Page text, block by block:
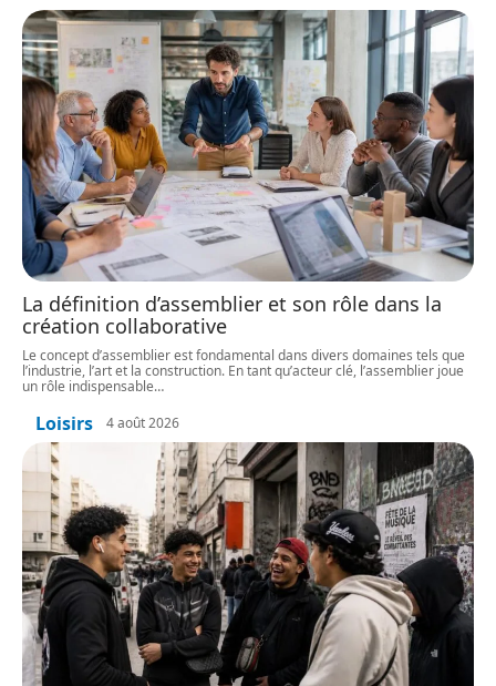
La définition d’assemblier et son rôle dans la
création collaborative
Le concept d’assemblier est fondamental dans divers domaines tels que
l’industrie, l’art et la construction. En tant qu’acteur clé, l’assemblier joue
un rôle indispensable…
Loisirs 4 août 2026